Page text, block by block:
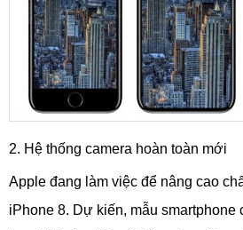
2. Hệ thống camera hoàn toàn mới
Apple đang làm việc để nâng cao
iPhone 8. Dự kiến, mẫu smartphone